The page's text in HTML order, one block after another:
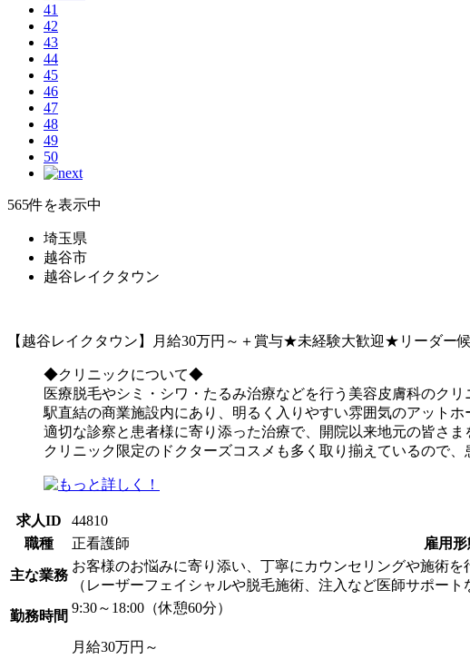
41
42
43
44
45
46
47
48
49
50
565件を表示中
埼玉県
越谷市
越谷レイクタウン
【越谷レイクタウン】月給30万円～＋賞与★未経験大歓迎★リーダ
◆クリニックについて◆
医療脱毛やシミ・シワ・たるみ治療などを行う美容皮膚科のクリ
駅直結の商業施設内にあり、明るく入りやすい雰囲気のアットホ
適切な診察と患者様に寄り添った治療で、開院以来地元の皆さ
クリニック限定のドクターズコスメも多く取り揃えているので、
求人ID
44810
職種
正看護師 雇用形
主な業務
お客様のお悩みに寄り添い、丁寧にカウンセリングや施術を
（レーザーフェイシャルや脱毛施術、注入など医師サポート
勤務時間
9:30～18:00（休憩60分）
月給30万円～